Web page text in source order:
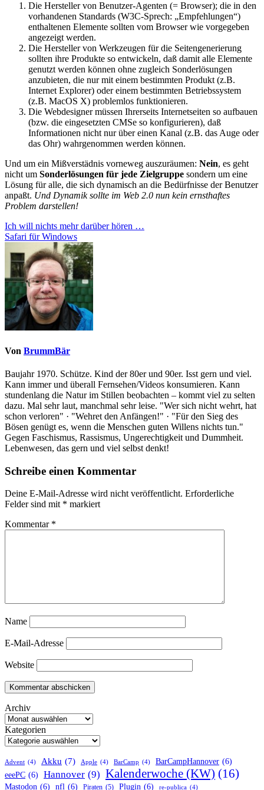
Die Hersteller von Benutzer-Agenten (= Browser); die in den
vorhandenen Standards (W3C-Sprech: „Empfehlungen“)
enthaltenen Elemente sollten vom Browser wie vorgegeben
angezeigt werden.
Die Hersteller von Werkzeugen für die Seitengenerierung
sollten ihre Produkte so entwickeln, daß damit alle Elemente
genutzt werden können ohne zugleich Sonderlösungen
anzubieten, die nur mit einem bestimmten Produkt (z.B.
Internet Explorer) oder einem bestimmten Betriebssystem
(z.B. MacOS X) problemlos funktionieren.
Die Webdesigner müssen Ihrerseits Internetseiten so aufbauen
(bzw. die eingesetzten CMSe so konfigurieren), daß
Informationen nicht nur über einen Kanal (z.B. das Auge oder
das Ohr) wahrgenommen werden können.
Und um ein Mißverstädnis vorneweg auszuräumen: Nein, es geht
nicht um Sonderlösungen für jede Zielgruppe sondern um eine
Lösung für alle, die sich dynamisch an die Bedürfnisse der Benutzer
anpaßt. Und Dynamik sollte im Web 2.0 nun kein ernsthaftes
Problem darstellen!
Beitragsnavigation
Ich will nichts mehr darüber hören …
Safari für Windows
Von BrummBär
Baujahr 1970. Schütze. Kind der 80er und 90er. Isst gern und viel.
Kann immer und überall Fernsehen/Videos konsumieren. Kann
stundenlang die Natur im Stillen beobachten – kommt viel zu selten
dazu. Mal sehr laut, manchmal sehr leise. "Wer sich nicht wehrt, hat
schon verloren" · "Wehret den Anfängen!" · "Für den Sieg des
Bösen genügt es, wenn die Menschen guten Willens nichts tun."
Gegen Faschismus, Rassismus, Ungerechtigkeit und Dummheit.
Lebenwesen, das gern und viel selbst denkt!
Schreibe einen Kommentar
Deine E-Mail-Adresse wird nicht veröffentlicht. Erforderliche
Felder sind mit * markiert
Kommentar *
Name
E-Mail-Adresse
Website
Archiv
Kategorien
Advent (4) Akku (7) Apple (4) BarCamp (4) BarCampHannover (6)
eeePC (6) Hannover (9) Kalenderwoche (KW) (16)
Mastodon (6) nfl (6) Piraten (5) Plugin (6) re-publica (4)